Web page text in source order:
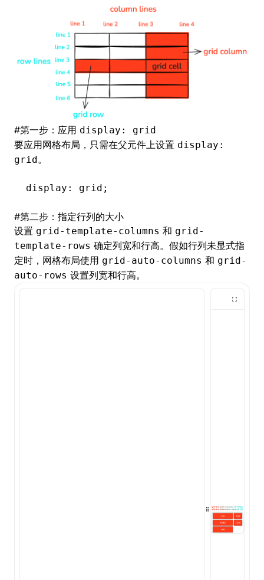
#第一步：应用 display: grid
要应用网格布局，只需在父元件上设置 display:
grid 。
display: grid;
#第二步：指定行列的大小
设置 grid-template-columns 和 grid-
template-rows 确定列宽和行高。假如行列未显式指
定时，网格布局使用 grid-auto-columns 和 grid-
auto-rows 设置列宽和行高。